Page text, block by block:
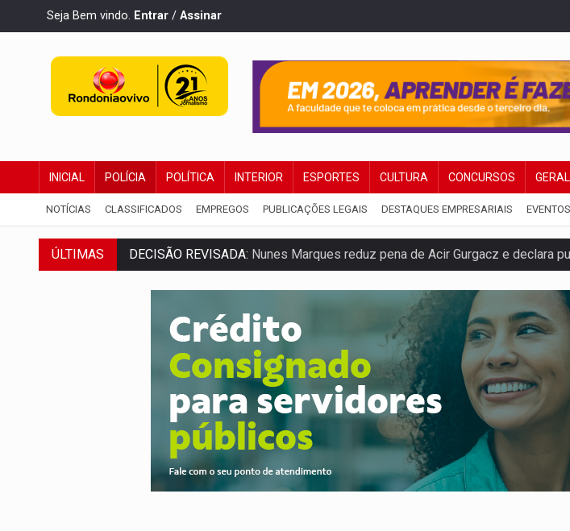
Seja Bem vindo. Entrar / Assinar
INICIAL POLÍCIA POLÍTICA INTERIOR ESPORTES CULTURA CONCURSOS GERAL
NOTÍCIAS CLASSIFICADOS EMPREGOS PUBLICAÇÕES LEGAIS DESTAQUES EMPRESARIAIS EVENTOS
ÚLTIMAS DECISÃO REVISADA: Nunes Marques reduz pena de Acir Gurgacz e declara
ELEIÇÕES 2026:Patrimônio de candidata a deputada federal do PL salta R$ 1
Quadrilha é flagrada com cerca de 200 porções de drogas
BAIRRO TEIXEIRÃO:MPF cobra regularização fundiária da comunidade Nova
SUCESSO NA ABERTURA:2ª Feira Rondônia Empreendedora segue no
REESTRUTURAÇÃO: Secretário da Seinfra de Porto Velho pede exoneração do
SAÚDE INDÍGENA: Pirahã terão consultas e exames especializados durante